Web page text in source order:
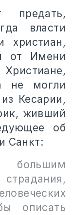
предать,
власти
христиан,
от Имени
не могли
Кесарии,
живший
об
Санкт:
описать